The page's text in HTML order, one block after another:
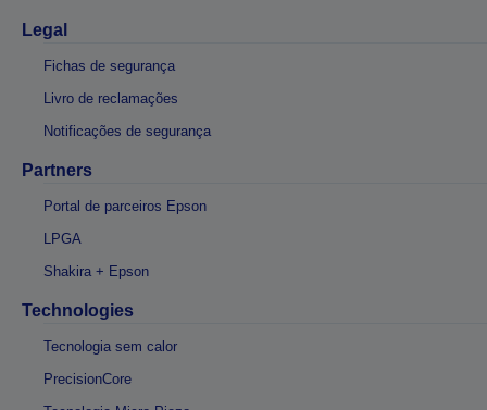
Legal
Fichas de segurança
Livro de reclamações
Notificações de segurança
Partners
Portal de parceiros Epson
LPGA
Shakira + Epson
Technologies
Tecnologia sem calor
PrecisionCore